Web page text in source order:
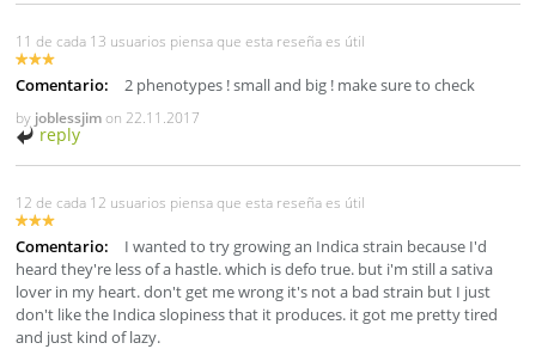
11 de cada 13 usuarios piensa que esta reseña es útil
Comentario: 2 phenotypes ! small and big ! make sure to check
by joblessjimon22.11.2017
reply
12 de cada 12 usuarios piensa que esta reseña es útil
Comentario:
I wanted to try growing an Indica strain because I'd
heard they're less of a hastle. which is defo true. but i'm still a sativa
lover in my heart. don't get me wrong it's not a bad strain but I just
don't like the Indica slopiness that it produces. it got me pretty tired
and just kind of lazy.